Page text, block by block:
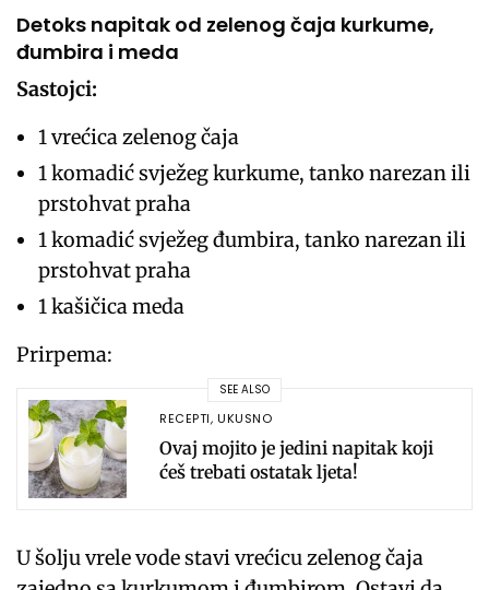
Detoks napitak od zelenog čaja kurkume,
đumbira i meda
Sastojci:
1 vrećica zelenog čaja
1 komadić svježeg kurkume, tanko narezan ili
prstohvat praha
1 komadić svježeg đumbira, tanko narezan ili
prstohvat praha
1 kašičica meda
Prirpema:
SEE ALSO
RECEPTI, UKUSNO
Ovaj mojito je jedini napitak koji
ćeš trebati ostatak ljeta!
U šolju vrele vode stavi vrećicu zelenog čaja